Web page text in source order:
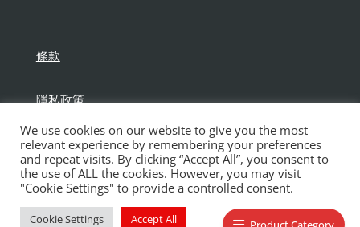
條款
隱私政策
免責聲明
版權所有保得建材有限公司
We use cookies on our website to give you the most
relevant experience by remembering your preferences
and repeat visits. By clicking “Accept All”, you consent to
the use of ALL the cookies. However, you may visit
"Cookie Settings" to provide a controlled consent.
Cookie Settings Accept All